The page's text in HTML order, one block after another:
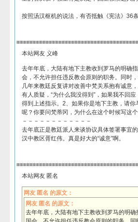
按照汤汉枢机的说法，有否抵触《宪法》36
本站网友 义峰
去年年底，大陆有地下主教收到罗马的明确
会，不允许担任违反教会原则的职务。同时
几年来教廷反复讲对改善中梵关系抱有诚意
有人质疑，“为什么我没得到”，如果我不回
得到上述指示。2、如果你是地下主教，请
呢？你要问梵蒂冈，为什么在这个时候写这
－－－－－－－－－－－－
去年底正是教廷派人来谈协议具体签署事宜
汉中教区胥红伟。真是好大的“诚意”啊。
本站网友 匿名
网友 匿名 的原文：
网友 匿名 的原文：
去年年底，大陆有地下主教收到罗马的明